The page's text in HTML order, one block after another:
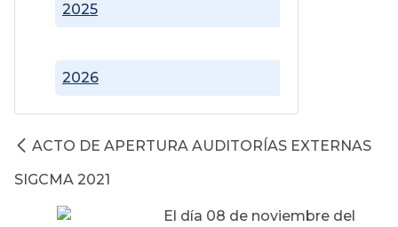
2025
2026
ACTO DE APERTURA AUDITORÍAS EXTERNAS
SIGCMA 2021
El día 08 de noviembre del